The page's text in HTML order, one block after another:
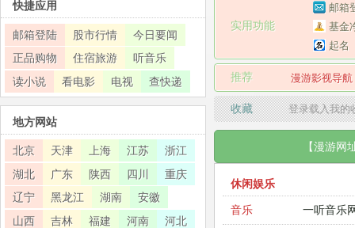
实用功能
邮箱
基金
起名
推荐 漫游影视导航
收藏 登录载入我
【漫游网
休闲娱乐
音乐
一听音乐
快捷应用
邮箱登陆 股市行情
今日要闻
正品购物
住宿旅游
听音乐
读小说
看电影 电视 查快递
地方网站
北京 天津 上海 江苏
浙江
湖北
广东 陕西 四川
重庆
辽宁
黑龙江 湖南
安徽
山西
吉林 福建 河南
河北